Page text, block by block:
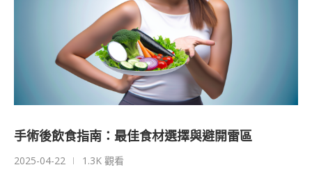
手術後飲食指南：最佳食材選擇與避開雷區
2025-04-22 1.3K 觀看